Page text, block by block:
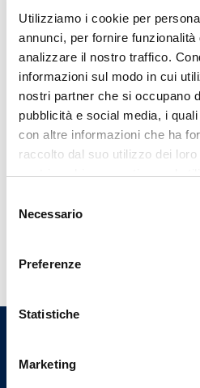
Utilizziamo i cookie per
annunci, per fornire
analizzare il nostro traffico.
informazioni sul modo in cui
nostri partner che si occupano
pubblicità e social media, i
con altre informazioni che ha
raccolto dal suo utilizzo dei
nostri cookie se continua ad
delNecessario
Preferenze
Statistiche
Marketing
pdf
13 Decisioni del
pdf
2 decisioni 4
Ordine
Chirurghi e